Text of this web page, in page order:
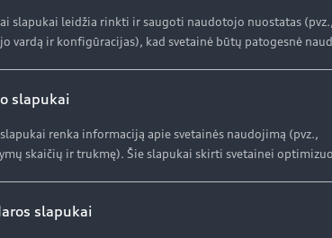
oro filtrą?
maždaug 80 000–100 000 kilometrų,
pasibaigus šiam veikimo laikui
slapukai leidžia rinkti ir saugoti naudotojo nuostatas (pvz.,
vardą ir konfigūracijas), kad svetainė būtų patogesnė
slapukai
renka informaciją apie svetainės naudojimą (pvz.,
skaičių ir trukmę). Šie slapukai skirti svetainei
slapukai